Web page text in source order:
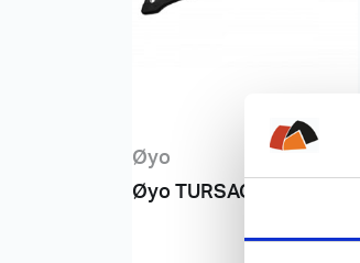
Øyo
Øyo TURSAG FOLDBAR